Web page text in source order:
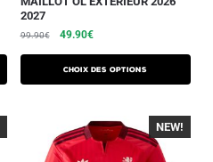
2027
99.90€ 49.90€
Choix des options
-40%
NEW!